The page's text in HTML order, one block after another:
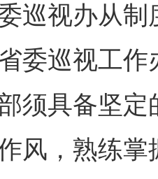
巡视办从
委巡视工作
须具备坚
风，熟练